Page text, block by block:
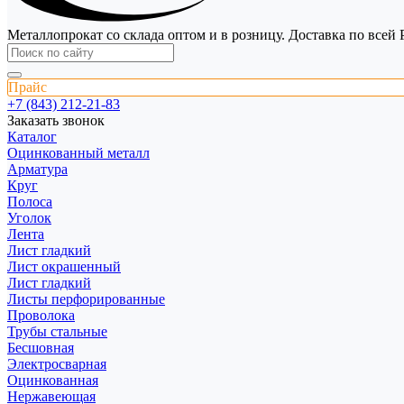
Металлопрокат со склада оптом и в розницу. Доставка по всей
Прайс
+7 (843) 212-21-83
Заказать звонок
Каталог
Оцинкованный металл
Арматура
Круг
Полоса
Уголок
Лента
Лист гладкий
Лист окрашенный
Лист гладкий
Листы перфорированные
Проволока
Трубы стальные
Бесшовная
Электросварная
Оцинкованная
Нержавеющая